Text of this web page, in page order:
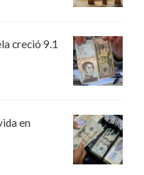
creció 9.1
en